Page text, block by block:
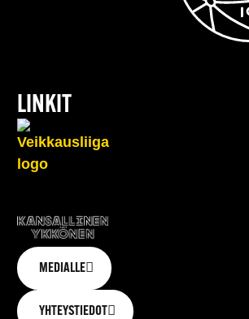
LINKIT
MEDIALLE
YHTEYSTIEDOT